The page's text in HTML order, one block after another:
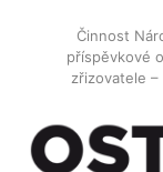
Činnost
příspěvkové
zřizovatele –